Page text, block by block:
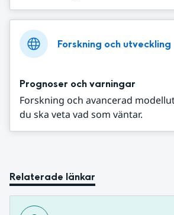
Forskning och utveckling
Prognoser och varningar
Forskning och avancerad
du ska veta vad som väntar.
Relaterade länkar